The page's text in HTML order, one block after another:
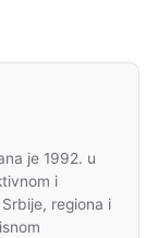
je 1992. u
i
regiona i